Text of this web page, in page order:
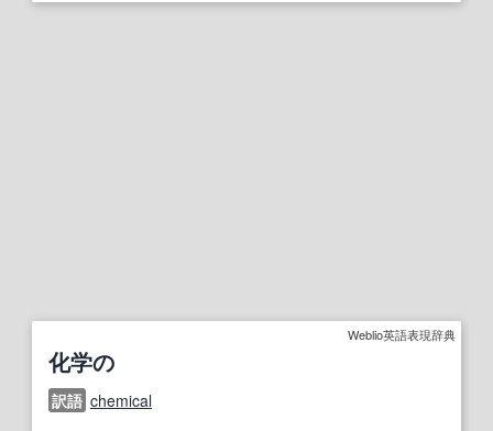
Weblio英語表現辞典
化学の
訳語 chemical